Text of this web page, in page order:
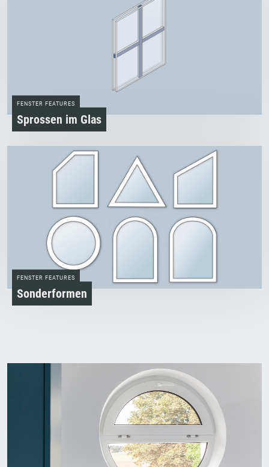
FENSTER FEATURES
Sprossen im Glas
FENSTER FEATURES
Sonderformen